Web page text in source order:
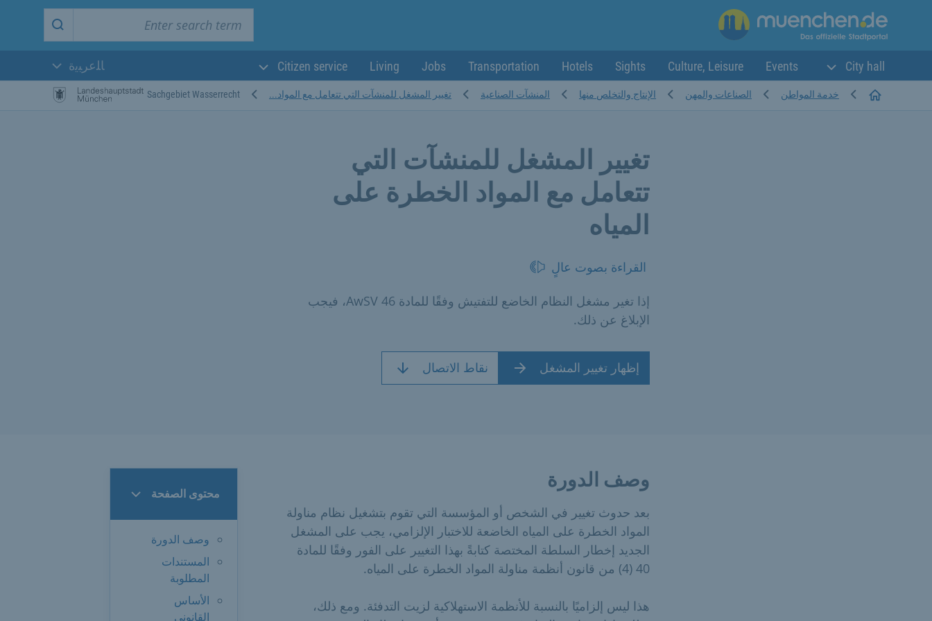
search
City hall
Events
Culture, Leisure
Sights
Hotels
Transportation
Jobs
Living
Citizen service
اللغة الحالية:
ﺎﻠﻋﺮﺒﻳﺓ
Startseiteخدمة المواطن الصناعات والمهن الإنتاج والتخلص منها المنشآت الصناعية تغيير المشغل للمنشآت التي تتعامل مع المواد... Sachgebiet Wasserrecht
تغيير المشغل للمنشآت التي
تتعامل مع المواد الخطرة على
المياه
القراءة بصوت عالٍ
إذا تغير مشغل النظام الخاضع للتفتيش وفقًا للمادة 46 AwSV، فيجب
الإبلاغ عن ذلك.
إظهار تغيير المشغل نقاط الاتصال
محتوى الصفحة
وصف الدورة
المستندات
المطلوبة
الأساس
القانوني
وصف الدورة
بعد حدوث تغيير في الشخص أو المؤسسة التي تقوم بتشغيل نظام مناولة
المواد الخطرة على المياه الخاضعة للاختبار الإلزامي، يجب على المشغل
الجديد إخطار السلطة المختصة كتابةً بهذا التغيير على الفور وفقًا للمادة
40 (4) من قانون أنظمة مناولة المواد الخطرة على المياه.
هذا ليس إلزاميًا بالنسبة للأنظمة الاستهلاكية لزيت التدفئة. ومع ذلك،